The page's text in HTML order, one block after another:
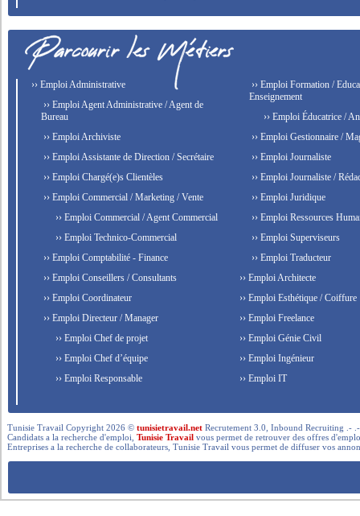
›› Emploi Administrative
›› Emploi Agent Administrative / Agent de
Bureau
›› Emploi Archiviste
›› Emploi Assistante de Direction / Secrétaire
›› Emploi Chargé(e)s Clientèles
›› Emploi Commercial / Marketing / Vente
›› Emploi Commercial / Agent Commercial
›› Emploi Technico-Commercial
›› Emploi Comptabilité - Finance
›› Emploi Conseillers / Consultants
›› Emploi Coordinateur
›› Emploi Directeur / Manager
›› Emploi Chef de projet
›› Emploi Chef d’équipe
›› Emploi Responsable
›› Emploi Formation /
Enseignement
›› Emploi Éducatrice /
›› Emploi Gestionnaire /
›› Emploi Journaliste
›› Emploi Journaliste /
›› Emploi Juridique
›› Emploi Ressources
›› Emploi Superviseurs
›› Emploi Traducteur
›› Emploi Architecte
›› Emploi Esthétique / Coiffure
›› Emploi Freelance
›› Emploi Génie Civil
›› Emploi Ingénieur
›› Emploi IT
Tunisie Travail Copyright 2026 ©tunisietravail.net Recrutement 3.0, Inbound Recruiting .-
Candidats a la recherche d'emploi,Tunisie Travail vous permet de retrouver des offres
Entreprises a la recherche de collaborateurs, Tunisie Travail vous permet de diffuser vos